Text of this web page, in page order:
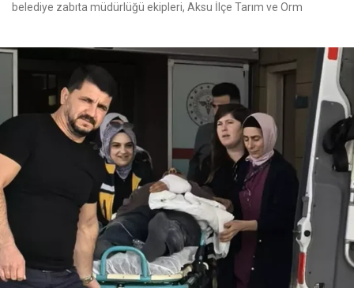
belediye zabıta müdürlüğü ekipleri, Aksu İlçe Tarım ve Orm